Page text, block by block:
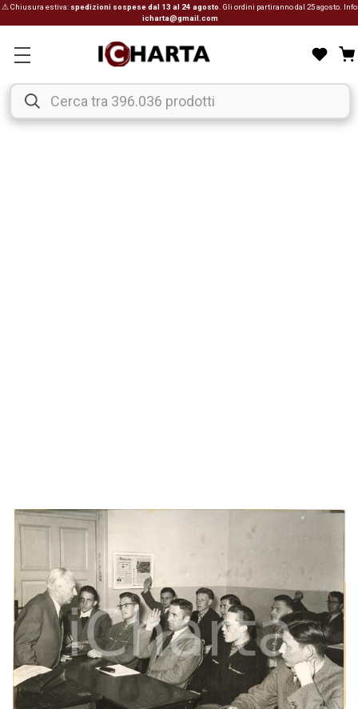
⚠ Chiusura estiva: spedizioni sospese dal 13 al 24 agosto . Gli ordini partiranno dal 25 agosto. Info:
icharta@gmail.com